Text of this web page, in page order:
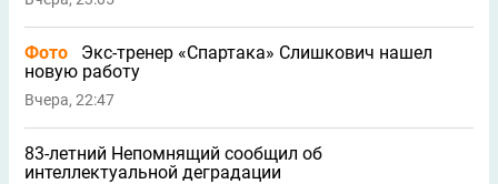
Фото
Экс-тренер «Спартака» Слишкович нашел
новую работу
Вчера, 22:47
83-летний Непомнящий сообщил об
интеллектуальной деградации